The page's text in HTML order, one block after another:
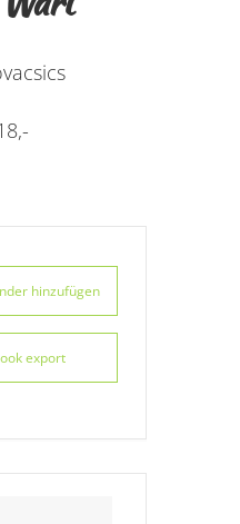
hinzufügen
export